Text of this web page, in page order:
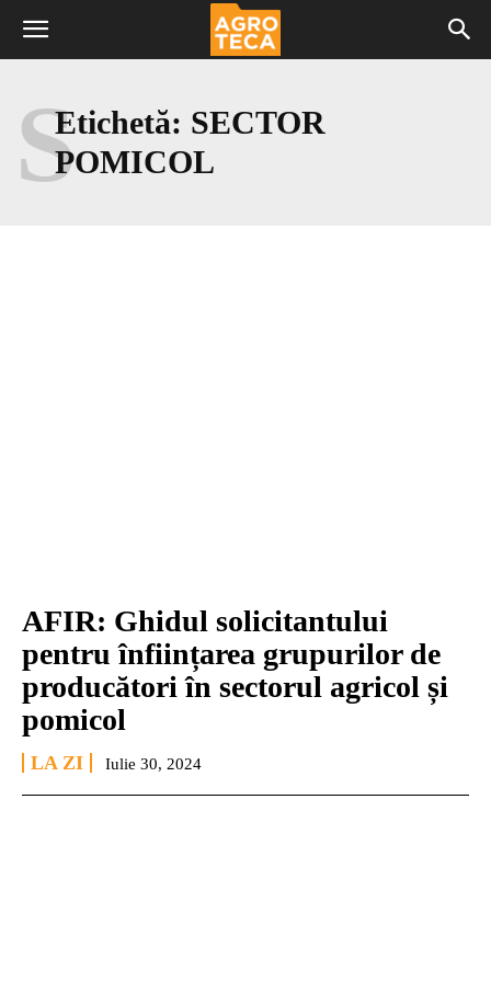
Etichetă: SECTOR
POMICOL
S
AFIR: Ghidul solicitantului
pentru înființarea grupurilor de
producători în sectorul agricol și
pomicol
LA ZI Iulie 30, 2024